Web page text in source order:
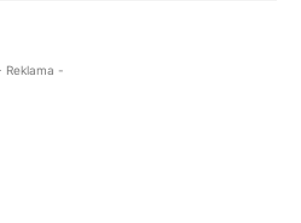
Reklama -